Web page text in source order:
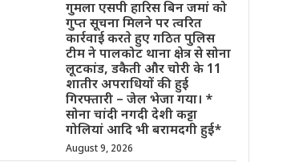
गुमला एसपी हारिस बिन जमां को
गुप्त सूचना मिलने पर त्वरित
कार्रवाई करते हुए गठित पुलिस
टीम ने पालकोट थाना क्षेत्र से सोना
लूटकांड, डकैती और चोरी के 11
शातीर अपराधियों की हुई
गिरफ्तारी – जेल भेजा गया। *
सोना चांदी नगदी देशी कट्टा
गोलियां आदि भी बरामदगी हुई*
August 9, 2026